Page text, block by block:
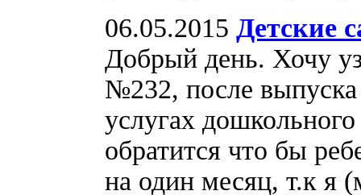
06.05.2015 Детские
Добрый день. Хочу
№232, после выпуска
услугах
обратится что бы
на один месяц, т.к я